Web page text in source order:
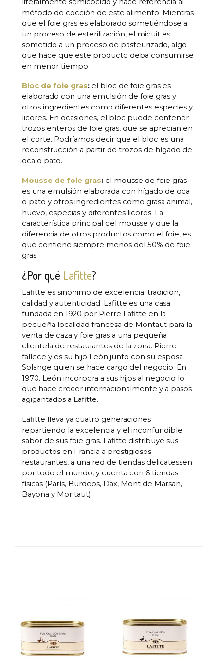
literalmente semicocido y hace referencia al
método de cocción de este alimento. Mientras
que el foie gras es elaborado sometiéndose a
un proceso de esterilización, el micuit es
sometido a un proceso de pasteurizado, algo
que hace que este producto deba consumirse
en menor tiempo.
Bloc de foie gras: el bloc de foie gras es
elaborado con una emulsión de foie gras y
otros ingredientes como diferentes especies y
licores. En ocasiones, el bloc puede contener
trozos enteros de foie gras, que se aprecian en
el corte. Podríamos decir que el bloc es una
reconstrucción a partir de trozos de hígado de
oca o pato.
Mousse de foie gras: el mousse de foie gras
es una emulsión elaborada con hígado de oca
o pato y otros ingredientes como grasa animal,
huevo, especias y diferentes licores. La
característica principal del mousse y que la
diferencia de otros productos como el foie, es
que contiene siempre menos del 50% de foie
gras.
¿Por qué Lafitte?
Lafitte es sinónimo de excelencia, tradición,
calidad y autenticidad. Lafitte es una casa
fundada en 1920 por Pierre Lafitte en la
pequeña localidad francesa de Montaut para la
venta de caza y foie gras a una pequeña
clientela de restaurantes de la zona. Pierre
fallece y es su hijo León junto con su esposa
Solange quien se hace cargo del negocio. En
1970, León incorpora a sus hijos al negocio lo
que hace crecer internacionalmente y a pasos
agigantados a Lafitte.
Lafitte lleva ya cuatro generaciones
repartiendo la excelencia y el inconfundible
sabor de sus foie gras. Lafitte distribuye sus
productos en Francia a prestigiosos
restaurantes, a una red de tiendas delicatessen
por todo el mundo, y cuenta con 6 tiendas
físicas (París, Burdeos, Dax, Mont de Marsan,
Bayona y Montaut).